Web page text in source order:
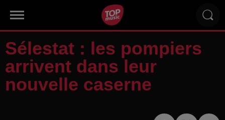
Sélestat : les pompiers
arrivent dans leur
nouvelle caserne